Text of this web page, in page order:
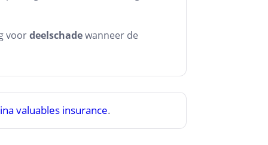
voordeelschadewanneer de
valuables insurance.